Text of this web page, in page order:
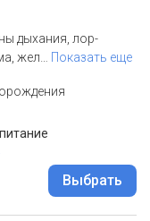
дыхания, лор-
жел
Показать еще
Выбрать